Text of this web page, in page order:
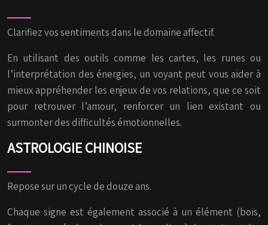
Clarifiez vos sentiments dans le domaine affectif.
En utilisant des outils comme les cartes, les runes ou
l’interprétation des énergies, un voyant peut vous aider à
mieux appréhender les enjeux de vos relations, que ce soit
pour retrouver l’amour, renforcer un lien existant ou
surmonter des difficultés émotionnelles.
ASTROLOGIE CHINOISE
Repose sur un cycle de douze ans.
Chaque signe est également associé à un élément (bois,